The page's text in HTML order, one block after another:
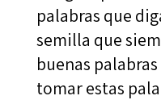
palabras que
semilla que
buenas
tomar estas